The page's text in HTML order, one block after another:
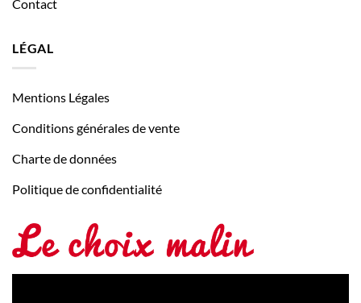
Contact
LÉGAL
Mentions Légales
Conditions générales de vente
Charte de données
Politique de confidentialité